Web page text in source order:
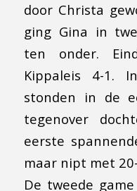
door Christa
ging Gina in
ten onder.
Kippaleis 4-1.
stonden in de
tegenover
eerste
maar nipt met
De tweede